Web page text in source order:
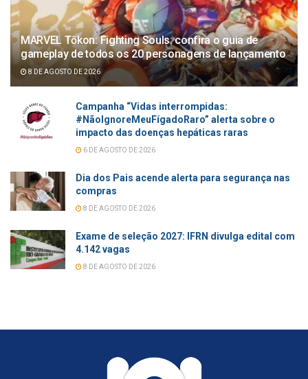
MARVEL Tōkon: Fighting Souls: confira o guia de
gameplay de todos os 20 personagens de lançamento
8 DE AGOSTO DE 2026
Campanha “Vidas interrompidas:
#NãoIgnoreMeuFígadoRaro” alerta sobre o
impacto das doenças hepáticas raras
6 DE AGOSTO DE 2026
Dia dos Pais acende alerta para segurança nas
compras
8 DE AGOSTO DE 2026
Exame de seleção 2027: IFRN divulga edital com
4.142 vagas
8 DE AGOSTO DE 2026